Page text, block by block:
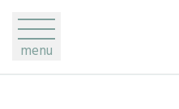
menu